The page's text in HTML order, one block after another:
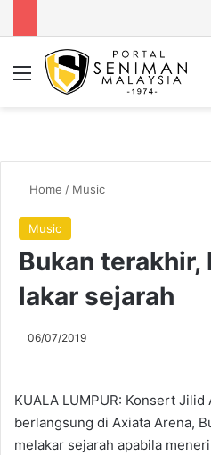
Menu
Home / Music
Music
Bukan terakhir,
lakar sejarah
06/07/2019
KUALA LUMPUR: Konsert
berlangsung di Axiata Arena,
melakar sejarah apabila